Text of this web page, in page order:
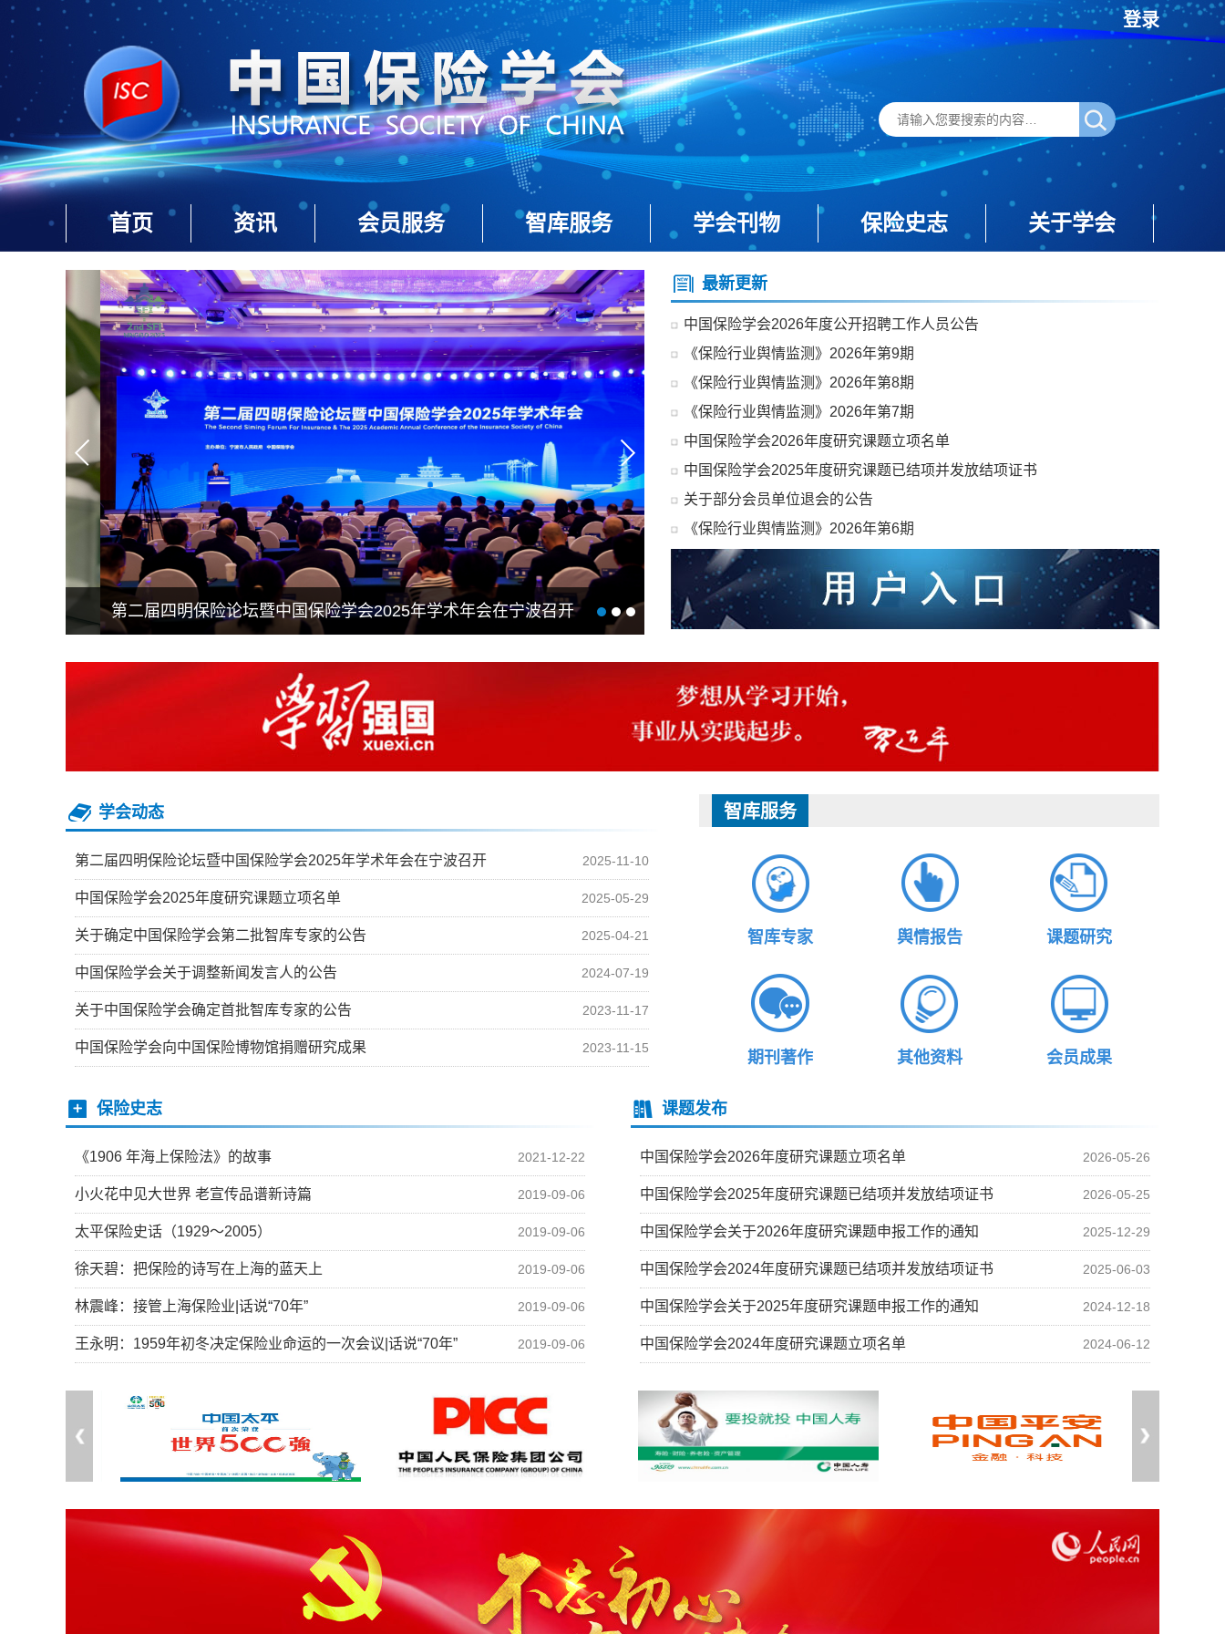
登录
首页 资讯 会员服务 智库服务 学会刊物 保险史志 关于学会
第二届四明保险论坛暨中国保险学会2025年学术年会在宁波召开 《中国近代保险史》荣获中国金融出版社2022年度十佳原创类图书
最新更新
中国保险学会2026年度公开招聘工作人员公告
《保险行业舆情监测》2026年第9期
《保险行业舆情监测》2026年第8期
《保险行业舆情监测》2026年第7期
中国保险学会2026年度研究课题立项名单
中国保险学会2025年度研究课题已结项并发放结项证书
关于部分会员单位退会的公告
《保险行业舆情监测》2026年第6期
学会动态
第二届四明保险论坛暨中国保险学会2025年学术年会在宁波召开 2025-11-10
中国保险学会2025年度研究课题立项名单 2025-05-29
关于确定中国保险学会第二批智库专家的公告 2025-04-21
中国保险学会关于调整新闻发言人的公告 2024-07-19
关于中国保险学会确定首批智库专家的公告 2023-11-17
中国保险学会向中国保险博物馆捐赠研究成果 2023-11-15
智库服务
智库专家 舆情报告 课题研究
期刊著作 其他资料 会员成果
保险史志
《1906 年海上保险法》的故事 2021-12-22
小火花中见大世界 老宣传品谱新诗篇 2019-09-06
太平保险史话（1929～2005） 2019-09-06
徐天碧：把保险的诗写在上海的蓝天上 2019-09-06
林震峰：接管上海保险业|话说“70年” 2019-09-06
王永明：1959年初冬决定保险业命运的一次会议|话说“70年” 2019-09-06
课题发布
中国保险学会2026年度研究课题立项名单 2026-05-26
中国保险学会2025年度研究课题已结项并发放结项证书 2026-05-25
中国保险学会关于2026年度研究课题申报工作的通知 2025-12-29
中国保险学会2024年度研究课题已结项并发放结项证书 2025-06-03
中国保险学会关于2025年度研究课题申报工作的通知 2024-12-18
中国保险学会2024年度研究课题立项名单 2024-06-12